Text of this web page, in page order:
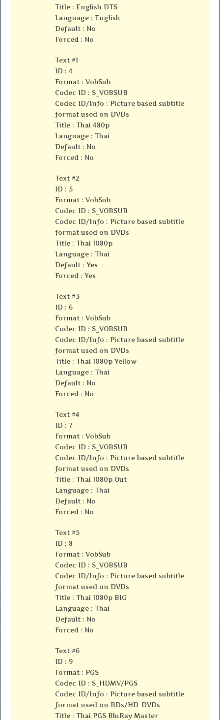
Title : English DTS
Language : English
Default : No
Forced : No
Text #1
ID : 4
Format : VobSub
Codec ID : S_VOBSUB
Codec ID/Info : Picture based subtitle
format used on DVDs
Title : Thai 480p
Language : Thai
Default : No
Forced : No
Text #2
ID : 5
Format : VobSub
Codec ID : S_VOBSUB
Codec ID/Info : Picture based subtitle
format used on DVDs
Title : Thai 1080p
Language : Thai
Default : Yes
Forced : Yes
Text #3
ID : 6
Format : VobSub
Codec ID : S_VOBSUB
Codec ID/Info : Picture based subtitle
format used on DVDs
Title : Thai 1080p Yellow
Language : Thai
Default : No
Forced : No
Text #4
ID : 7
Format : VobSub
Codec ID : S_VOBSUB
Codec ID/Info : Picture based subtitle
format used on DVDs
Title : Thai 1080p Out
Language : Thai
Default : No
Forced : No
Text #5
ID : 8
Format : VobSub
Codec ID : S_VOBSUB
Codec ID/Info : Picture based subtitle
format used on DVDs
Title : Thai 1080p BIG
Language : Thai
Default : No
Forced : No
Text #6
ID : 9
Format : PGS
Codec ID : S_HDMV/PGS
Codec ID/Info : Picture based subtitle
format used on BDs/HD-DVDs
Title : Thai PGS BluRay Master